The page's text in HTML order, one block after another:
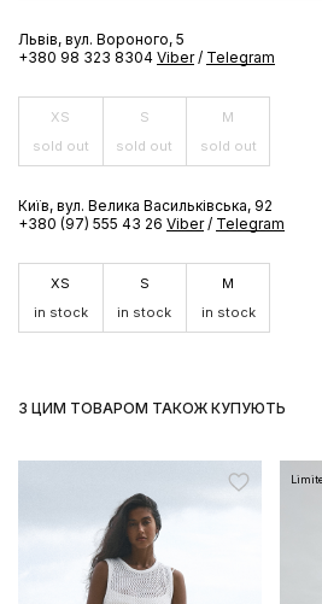
Львів, вул. Вороного, 5
+380 98 323 8304 Viber / Telegram
XS
sold out
S
sold out
M
sold out
Київ, вул. Велика Васильківська, 92
+380 (97) 555 43 26 Viber / Telegram
XS
in stock
S
in stock
M
in stock
З ЦИМ ТОВАРОМ ТАКОЖ КУПУЮТЬ